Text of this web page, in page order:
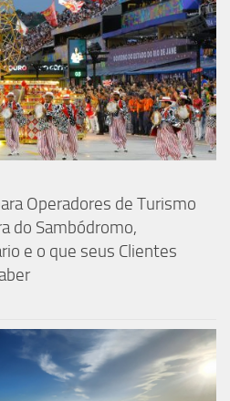
Operadores de Turismo
do Sambódromo,
e o que seus Clientes